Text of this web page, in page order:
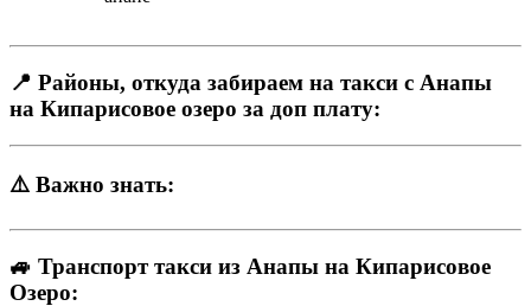
📍 Районы, откуда забираем на такси с Анапы
на Кипарисовое озеро за доп плату:
⚠️ Важно знать:
🚙 Транспорт такси из Анапы на Кипарисовое
Озеро: